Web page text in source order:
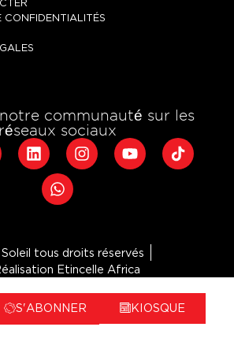
S'ABONNER KIOSQUE
CONFIDENTIALITÉS
communauté sur les
réseaux sociaux
tous droits réservés
Etincelle Africa